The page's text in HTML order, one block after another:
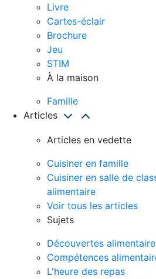
Livre
Cartes-éclair
Brochure
Jeu
STIM
À la maison
Famille
Articles
Articles en vedette
Cuisiner en famille
Cuisiner en salle de
alimentaire
Voir tous les articles
Sujets
Découvertes
Compétences
L'heure des repas